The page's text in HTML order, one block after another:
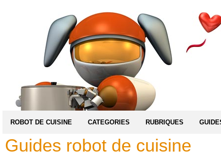
ROBOT DE CUISINE CATEGORIES RUBRIQUES
Guides robot de cuisine